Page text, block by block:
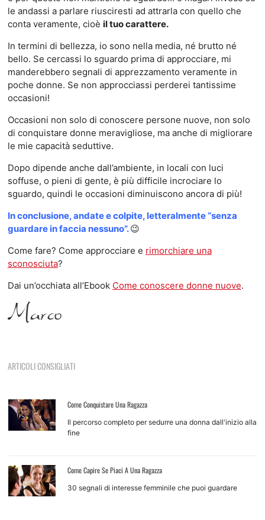
le andassi a parlare riusciresti ad attrarla con quello che
conta veramente, cioè il tuo carattere.
In termini di bellezza, io sono nella media, né brutto né
bello. Se cercassi lo sguardo prima di approcciare, mi
manderebbero segnali di apprezzamento veramente in
poche donne. Se non approcciassi perderei tantissime
occasioni!
Occasioni non solo di conoscere persone nuove, non solo
di conquistare donne meravigliose, ma anche di migliorare
le mie capacità seduttive.
Dopo dipende anche dall’ambiente, in locali con luci
soffuse, o pieni di gente, è più difficile incrociare lo
sguardo, quindi le occasioni diminuiscono ancora di più!
In conclusione, andate e colpite, letteralmente “senza
guardare in faccia nessuno”.😉
Come fare? Come approcciare e rimorchiare una
sconosciuta?
Dai un’occhiata all’Ebook Come conoscere donne nuove.
ARTICOLI CONSIGLIATI
Come Conquistare Una Ragazza
Il percorso completo per sedurre una donna dall'inizio alla
fine
Come Capire Se Piaci A Una Ragazza
30 segnali di interesse femminile che puoi guardare